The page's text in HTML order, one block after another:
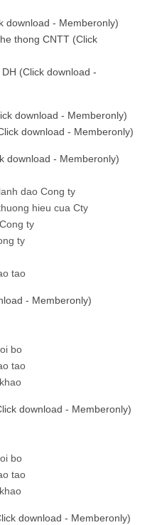
download - Memberonly)
thong CNTT (Click
(Click download -
download - Memberonly)
download - Memberonly)
download - Memberonly)
dao Cong ty
hieu cua Cty
ty
ty
tao
- Memberonly)
bo
tao
download - Memberonly)
bo
tao
download - Memberonly)